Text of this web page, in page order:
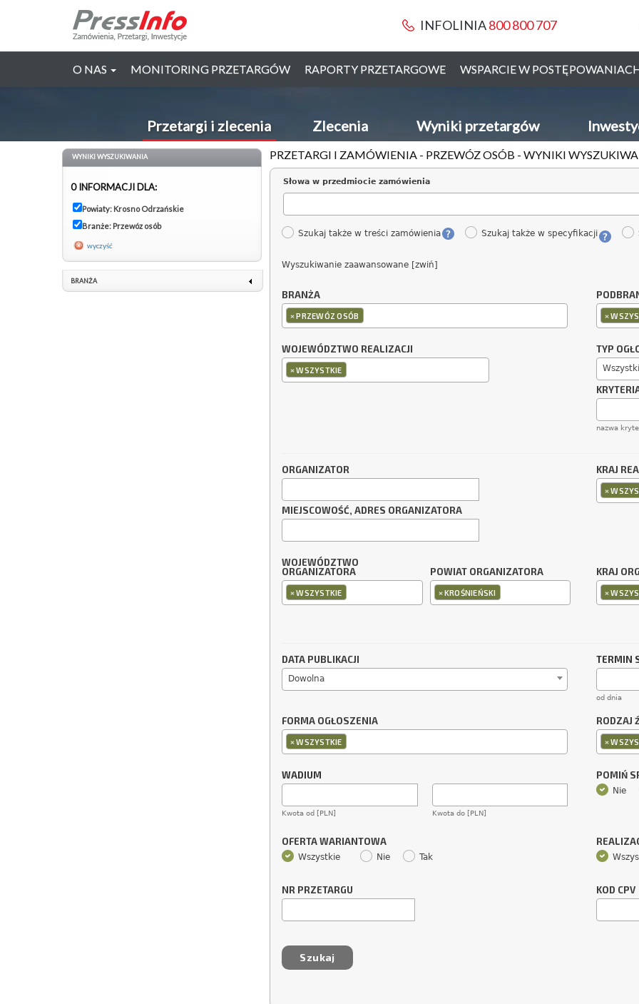
INFOLINIA800 800 707
O NAS MONITORING PRZETARGÓW RAPORTY PRZETARGOWE WSPARCIE W
Przetargi i zlecenia Zlecenia Wyniki przetargów
PRZETARGI I ZAMÓWIENIA - PRZEWÓZ OSÓB - WYNIKI
Słowa w przedmiocie zamówienia
Szukaj także w treści zamówienia Szukaj także w specyfikacji
Wyszukiwanie zaawansowane [zwiń]
BRANŻA
×PRZEWÓZ OSÓB ×
WOJEWÓDZTWO REALIZACJI
×WSZYSTKIE
TYP
nazwa
ORGANIZATOR
MIEJSCOWOŚĆ, ADRES ORGANIZATORA
KRAJ
×
WOJEWÓDZTWO
ORGANIZATORA
×WSZYSTKIE
POWIAT ORGANIZATORA
×KROŚNIEŃSKI
KRAJ
×
DATA PUBLIKACJI
Dowolna
TERMIN
od dnia
FORMA OGŁOSZENIA
×WSZYSTKIE
RODZAJ
×
WADIUM
Kwota od [PLN] Kwota do [PLN]
POMIŃ
Nie
OFERTA WARIANTOWA
Wszystkie Nie Tak
NR PRZETARGU KOD CPV
WYNIKI WYSZUKIWANIA
0 INFORMACJI DLA:
Powiaty: Krosno Odrzańskie
Branże: Przewóz osób
wyczyść
BRANŻA